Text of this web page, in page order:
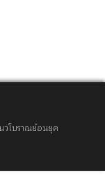
วโบราณย้อนยุค